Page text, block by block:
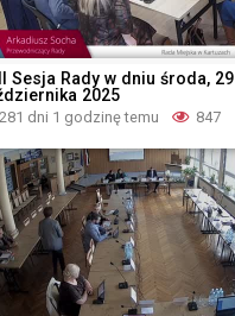
Sesja Rady w dniu środa, 29
2025
281 dni 1 godzinę temu 847